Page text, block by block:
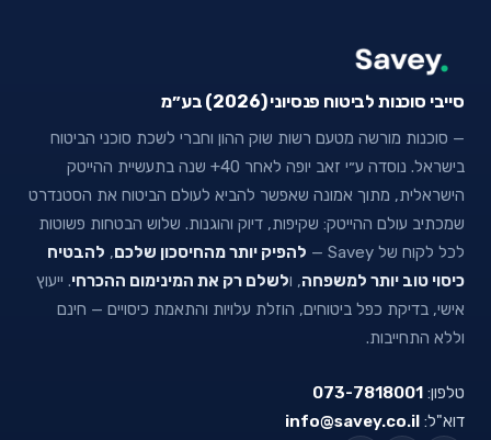
סייבי סוכנות לביטוח פנסיוני (2026) בע״מ
— סוכנות מורשה מטעם רשות שוק ההון וחברי לשכת סוכני הביטוח
בישראל. נוסדה ע״י זאב יופה לאחר 40+ שנה בתעשיית ההייטק
הישראלית, מתוך אמונה שאפשר להביא לעולם הביטוח את הסטנדרט
שמכתיב עולם ההייטק: שקיפות, דיוק והוגנות. שלוש הבטחות פשוטות
לכל לקוח של Savey —
להפיק יותר מהחיסכון שלכם, להבטיח
כיסוי טוב יותר למשפחה, ולשלם רק את המינימום ההכרחי. ייעוץ
אישי, בדיקת כפל ביטוחים, הוזלת עלויות והתאמת כיסויים — חינם
וללא התחייבות.
טלפון: 073-7818001
דוא"ל: info@savey.co.il